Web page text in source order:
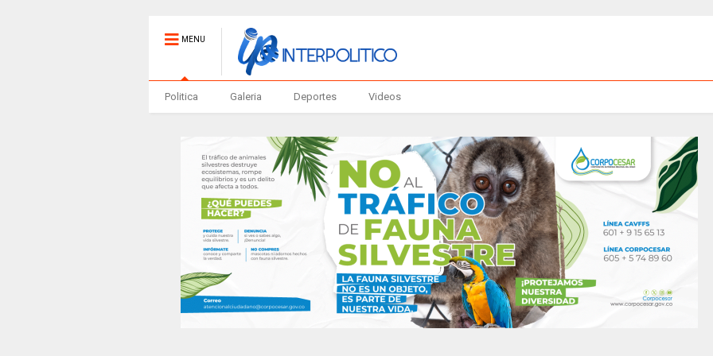
MENU
Politica Galeria Deportes Videos